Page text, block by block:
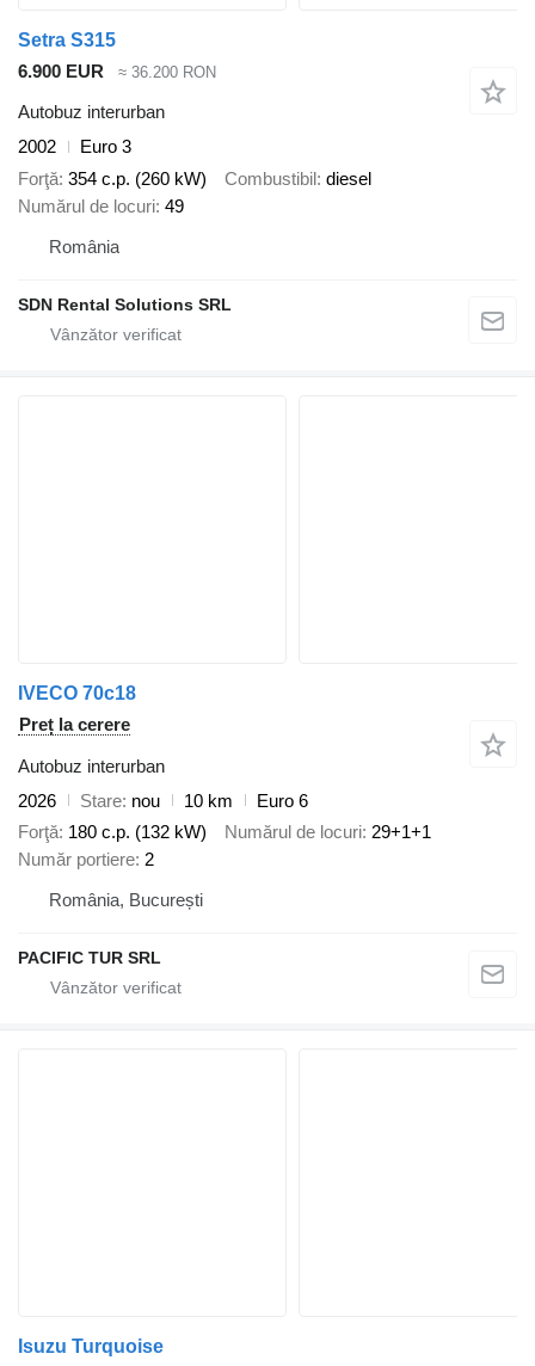
Setra S315
6.900 EUR
≈ 36.200 RON
Autobuz interurban
2002
Euro 3
Forţă 354 c.p. (260 kW) Combustibil diesel
Numărul de locuri 49
România
SDN Rental Solutions SRL
IVECO 70c18
Preț la cerere
Autobuz interurban
2026
Stare nou 10 km
Euro 6
Forţă 180 c.p. (132 kW) Numărul de locuri 29+1+1
Număr portiere 2
România, București
PACIFIC TUR SRL
Isuzu Turquoise